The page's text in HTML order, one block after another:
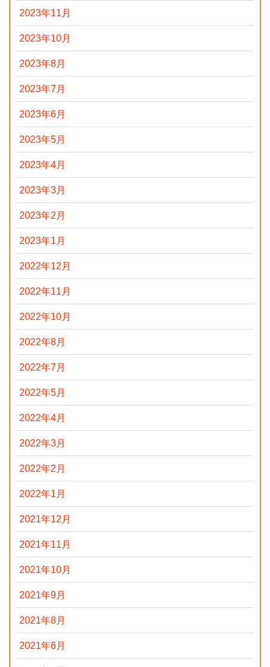
2023年11月
2023年10月
2023年8月
2023年7月
2023年6月
2023年5月
2023年4月
2023年3月
2023年2月
2023年1月
2022年12月
2022年11月
2022年10月
2022年8月
2022年7月
2022年5月
2022年4月
2022年3月
2022年2月
2022年1月
2021年12月
2021年11月
2021年10月
2021年9月
2021年8月
2021年6月